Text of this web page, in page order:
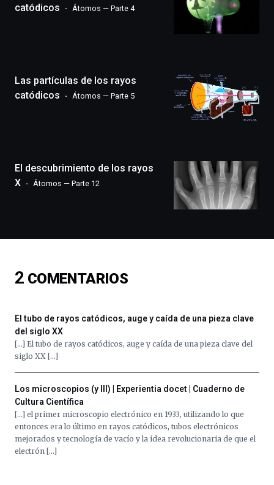
edición
un
festival
monólogos,
exposiciones,
de
16
de
octubre.
La
iniciativa,
organizada
por
la
Cátedra…
catódicos
Átomos — Parte 4
Las partículas de los rayos
catódicos
Átomos — Parte 5
El descubrimiento de los rayos
X
Átomos — Parte 12
2 COMENTARIOS
El tubo de rayos catódicos, auge y caída de una pieza clave
del siglo XX
[…] El tubo de rayos catódicos, auge y caída de una pieza clave del
siglo XX […]
Los microscopios (y III) | Experientia docet | Cuaderno de
Cultura Científica
[…] el primer microscopio electrónico en 1933, utilizando lo que
entonces era lo último en rayos catódicos, tubos electrónicos
mejorados y tecnología de vacío y la idea revolucionaria de que el
electrón […]